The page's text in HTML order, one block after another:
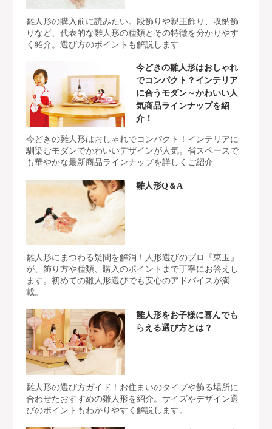
雛人形の購入前に読みたい。段飾りや親王飾り、収納飾
りなど、代表的な雛人形の種類とその特徴を分かりやす
く紹介。選び方のポイントも解説します
今どきの雛人形はおしゃれ
でコンパクト？インテリア
に合うモダン～かわいい人
気商品ラインナップを紹
介！
今どきの雛人形はおしゃれでコンパクト！インテリアに
馴染むモダンでかわいいデザインが人気。省スペースで
も華やかな最新商品ラインナップを詳しくご紹介
雛人形Q＆A
雛人形にまつわる疑問を解消！人形選びのプロ『東玉』
が、飾り方や種類、購入のポイントまで丁寧にお答えし
ます。初めての雛人形選びでも安心のアドバイスが満
載。
雛人形をお子様に喜んでも
らえる選び方とは？
雛人形の選び方ガイド！お住まいのタイプや飾る場所に
合わせたおすすめの雛人形を紹介。サイズやデザイン選
びのポイントもわかりやすく解説します。